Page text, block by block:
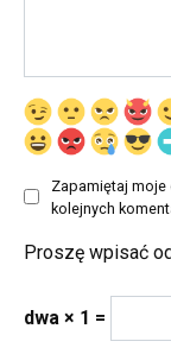
Zapamiętaj
kolejnych
Proszę wpisać
dwa × 1 =